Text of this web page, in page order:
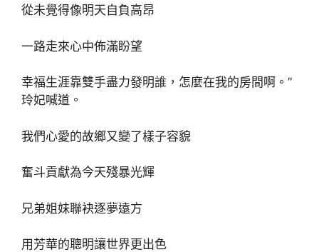
從未覺得像明天自負高昂
一路走來心中佈滿盼望
幸福生涯靠雙手盡力發明誰，怎麼在我的房間啊。”
玲妃喊道。
我們心愛的故鄉又變了樣子容貌
奮斗貢獻為今天殘暴光輝
兄弟姐妹聯袂逐夢遠方
用芳華的聰明讓世界更出色